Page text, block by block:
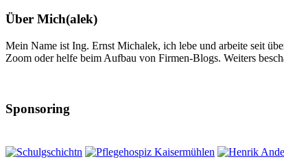
Über Mich(alek)
Mein Name ist Ing. Ernst Michalek, ich lebe und arbeite seit
Zoom oder helfe beim Aufbau von Firmen-Blogs. Weiters
Sponsoring